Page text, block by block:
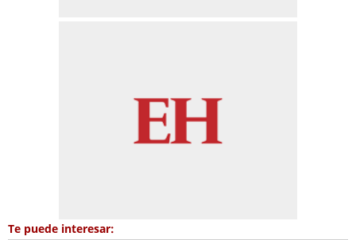
Te puede interesar: